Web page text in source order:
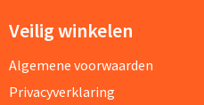
Veilig winkelen
Algemene voorwaarden
Privacyverklaring